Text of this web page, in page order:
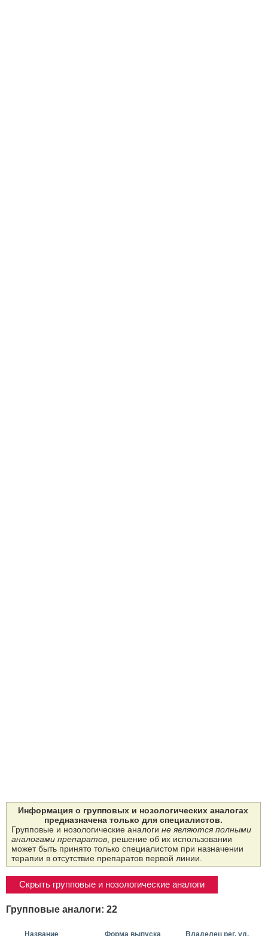
Информация о групповых и нозологических аналогах
предназначена только для специалистов.
Групповые и нозологические аналоги не являются полными
аналогами препаратов, решение об их использовании
может быть принято только специалистом при назначении
терапии в отсутствие препаратов первой линии.
Скрыть групповые и нозологические аналоги
Групповые аналоги: 22
Название Форма выпуска Владелец рег. уд.